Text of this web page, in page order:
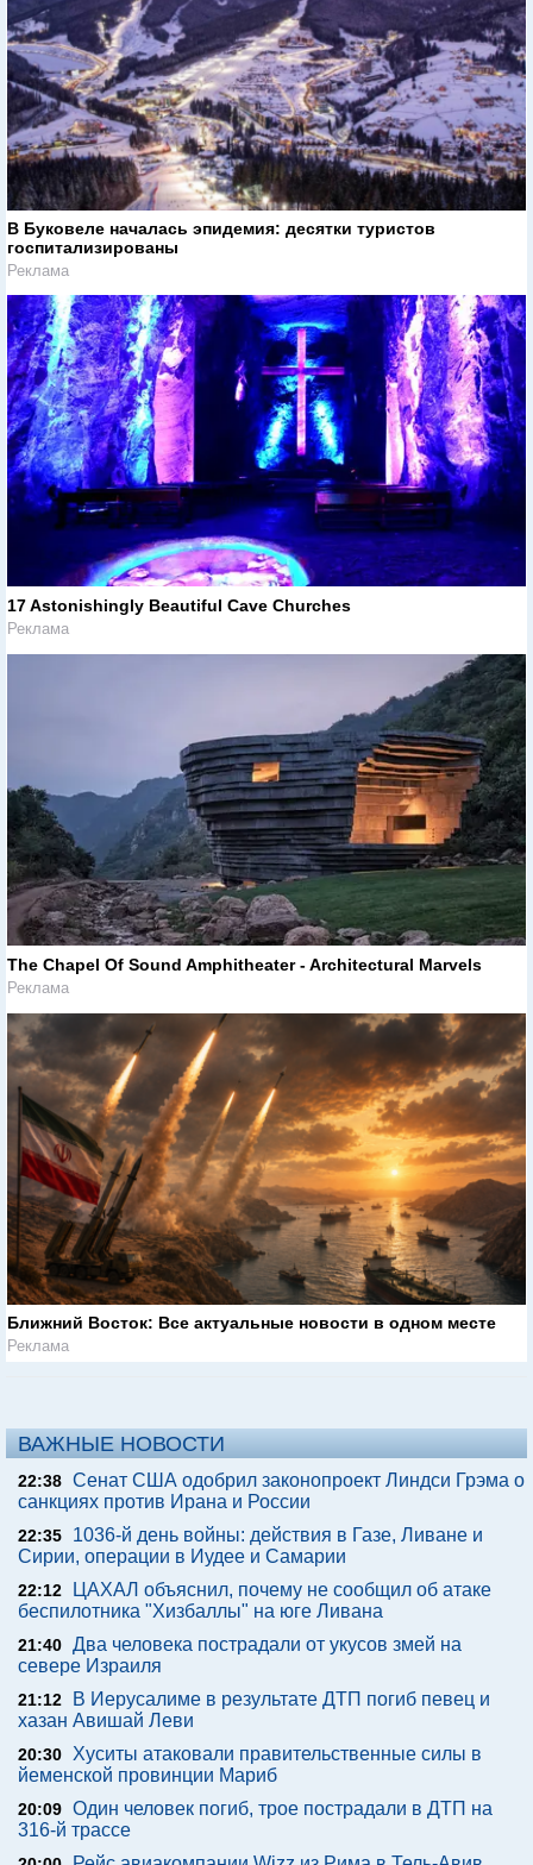
В Буковеле началась эпидемия: десятки туристов
госпитализированы
Реклама
17 Astonishingly Beautiful Cave Churches
Реклама
The Chapel Of Sound Amphitheater - Architectural Marvels
Реклама
Ближний Восток: Все актуальные новости в одном месте
Реклама
ВАЖНЫЕ НОВОСТИ
22:38 Сенат США одобрил законопроект Линдси Грэма о
санкциях против Ирана и России
22:35
1036-й день войны: действия в Газе, Ливане и
Сирии, операции в Иудее и Самарии
22:12
ЦАХАЛ объяснил, почему не сообщил об атаке
беспилотника "Хизбаллы" на юге Ливана
21:40 Два человека пострадали от укусов змей на
севере Израиля
21:12
В Иерусалиме в результате ДТП погиб певец и
хазан Авишай Леви
20:30 Хуситы атаковали правительственные силы в
йеменской провинции Мариб
20:09 Один человек погиб, трое пострадали в ДТП на
316-й трассе